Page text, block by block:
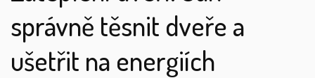
správně těsnit dveře a
ušetřit na energiích